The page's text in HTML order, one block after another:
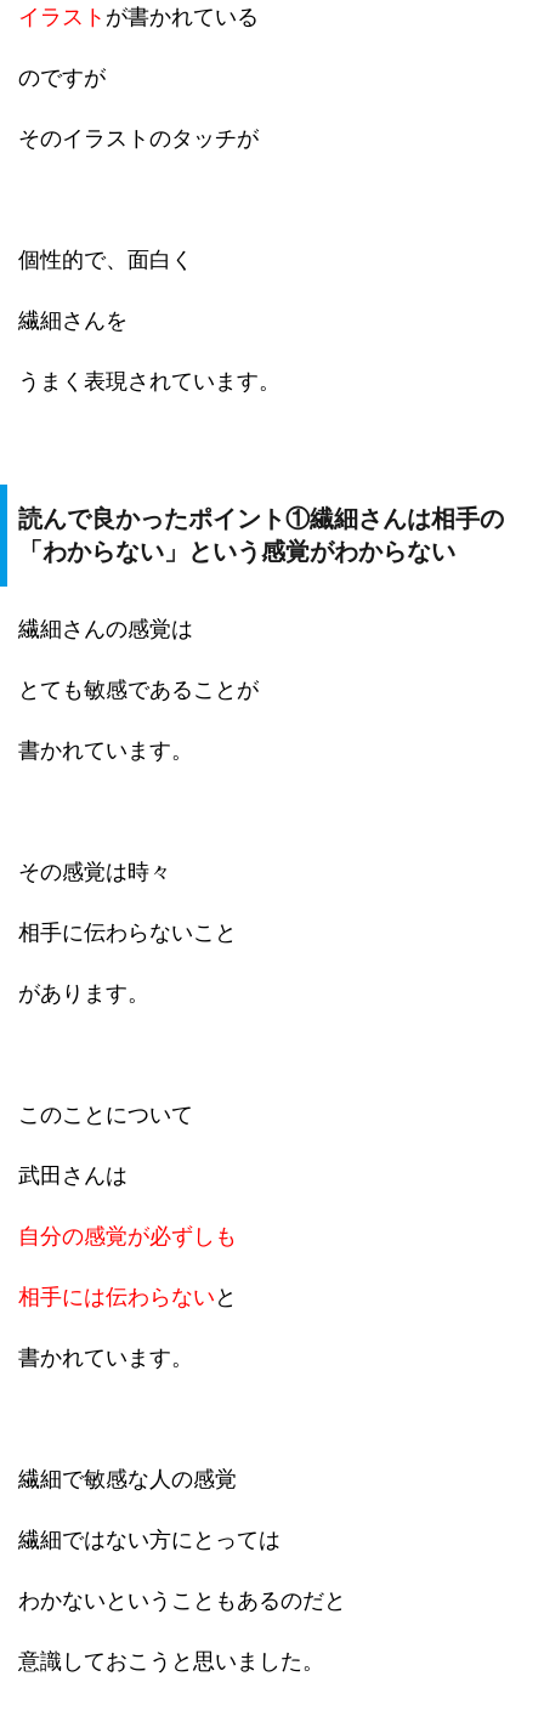
イラスト が書かれている
のですが
そのイラストのタッチが
個性的で、面白く
繊細さんを
うまく表現されています。
読んで良かったポイント①繊細さんは相手の
「わからない」という感覚がわからない
繊細さんの感覚は
とても敏感であることが
書かれています。
その感覚は時々
相手に伝わらないこと
があります。
このことについて
武田さんは
自分の感覚が必ずしも
相手には伝わらないと
書かれています。
繊細で敏感な人の感覚
繊細ではない方にとっては
わかないということもあるのだと
意識しておこうと思いました。